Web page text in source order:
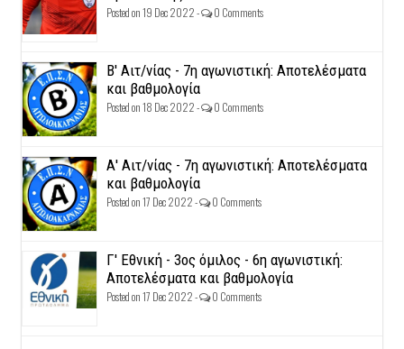
Posted on 19 Dec 2022 - 0 Comments
Β' Αιτ/νίας - 7η αγωνιστική: Αποτελέσματα
και βαθμολογία
Posted on 18 Dec 2022 - 0 Comments
Α' Αιτ/νίας - 7η αγωνιστική: Αποτελέσματα
και βαθμολογία
Posted on 17 Dec 2022 - 0 Comments
Γ' Εθνική - 3ος όμιλος - 6η αγωνιστική:
Αποτελέσματα και βαθμολογία
Posted on 17 Dec 2022 - 0 Comments